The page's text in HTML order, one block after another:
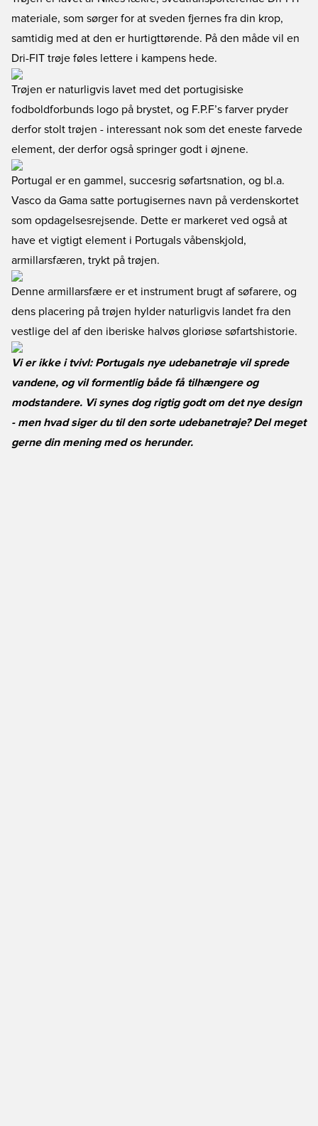
materiale, som sørger for at sveden fjernes fra din krop,
samtidig med at den er hurtigttørende. På den måde vil en
Dri-FIT trøje føles lettere i kampens hede.
Trøjen er naturligvis lavet med det portugisiske
fodboldforbunds logo på brystet, og F.P.F’s farver pryder
derfor stolt trøjen - interessant nok som det eneste farvede
element, der derfor også springer godt i øjnene.
Portugal er en gammel, succesrig søfartsnation, og bl.a.
Vasco da Gama satte portugisernes navn på verdenskortet
som opdagelsesrejsende. Dette er markeret ved også at
have et vigtigt element i Portugals våbenskjold,
armillarsfæren, trykt på trøjen.
Denne armillarsfære er et instrument brugt af søfarere, og
dens placering på trøjen hylder naturligvis landet fra den
vestlige del af den iberiske halvøs gloriøse søfartshistorie.
Vi er ikke i tvivl: Portugals nye udebanetrøje vil sprede
vandene, og vil formentlig både få tilhængere og
modstandere. Vi synes dog rigtig godt om det nye design
- men hvad siger du til den sorte udebanetrøje? Del meget
gerne din mening med os herunder.